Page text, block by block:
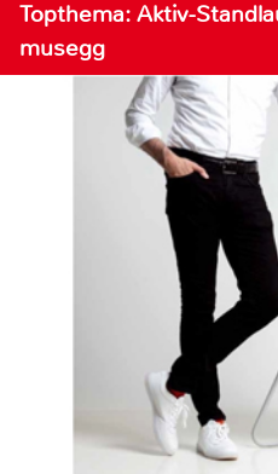
Topthema: Aktiv-
musegg